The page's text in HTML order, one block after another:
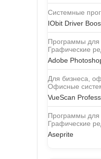
Системные
IObit Driver
Программы для
Графические
Adobe
Для бизнеса,
Офисные
VueScan
Программы для
Графические
Aseprite